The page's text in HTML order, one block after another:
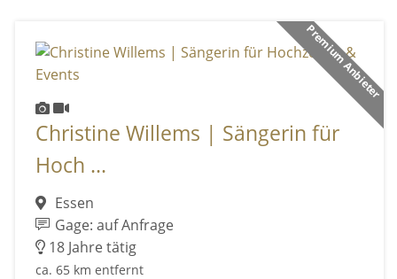
Premium Anbieter
Christine Willems | Sängerin für
Hoch ...
Essen
Gage: auf Anfrage
18 Jahre tätig
ca. 65 km entfernt